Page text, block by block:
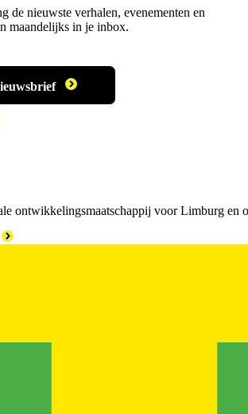
de nieuwste verhalen, evenementen en
maandelijks in je inbox.
ontwikkelingsmaatschappij voor Limburg en